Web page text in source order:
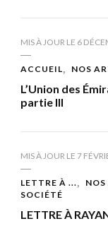
MIS À JOUR LE 6
ACCUEIL NOS
L’Union des
partie III
MIS À JOUR LE 7
LETTRE À ...
SOCIÉTÉ
LETTRE À